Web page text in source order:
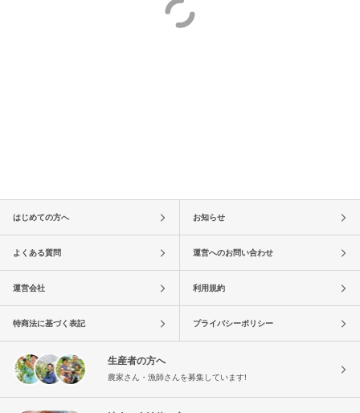
はじめての方へ お知らせ
よくある質問 運営へのお問い合わせ
運営会社 利用規約
特商法に基づく表記 プライバシーポリシー
生産者の方へ
農家さん・漁師さんを募集しています!